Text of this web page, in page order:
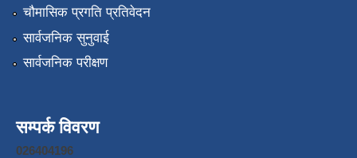
चौमासिक प्रगति प्रतिवेदन
सार्वजनिक सुनुवाई
सार्वजनिक परीक्षण
सम्पर्क विवरण
026404196